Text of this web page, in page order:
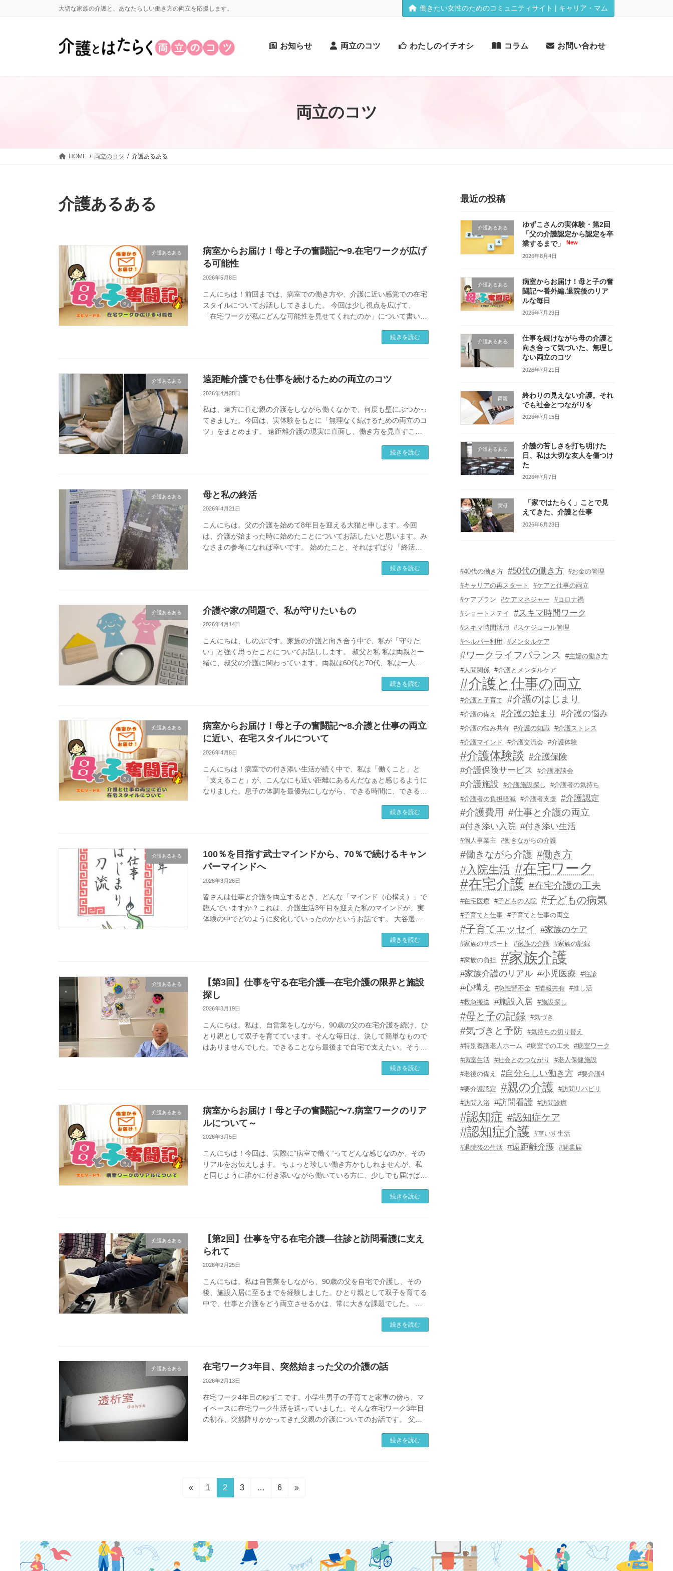
大切な家族の介護と、あなたらしい働き方の両立を応援します。 働きたい女性のためのコミュニティサイト | キャリア・マム
お知らせ 両立のコツ わたしのイチオシ コラム お問い合わせ
両立のコツ
HOME 両立のコツ 介護あるある
介護あるある
介護あるある
病室からお届け！母と子の奮闘記〜9.在宅ワークが広げ
る可能性
2026年5月8日
こんにちは！前回までは、病室での働き方や、介護に近い感覚での在宅
スタイルについてお話ししてきました。 今回は少し視点を広げて、
「在宅ワークが私にどんな可能性を見せてくれたのか」について書いて
続きを読む
介護あるある 遠距離介護でも仕事を続けるための両立のコツ
2026年4月28日
私は、遠方に住む親の介護をしながら働くなかで、何度も壁にぶつかっ
てきました。今回は、実体験をもとに「無理なく続けるための両立のコ
ツ」をまとめます。 遠距離介護の現実に直面し、働き方を見直すこと
続きを読む
介護あるある 母と私の終活
2026年4月21日
こんにちは。父の介護を始めて8年目を迎える大猫と申します。今回
は、介護が始まった時に始めたことについてお話したいと思います。み
なさまの参考になれば幸いです。 始めたこと、それはずばり「終活」
続きを読む
介護あるある 介護や家の問題で、私が守りたいもの
2026年4月14日
こんにちは、しのぶです。家族の介護と向き合う中で、私が「守りた
い」と強く思ったことについてお話しします。 叔父と私 私は両親と一
緒に、叔父の介護に関わっています。両親は60代と70代、私は一人っ
続きを読む
介護あるある
病室からお届け！母と子の奮闘記〜8.介護と仕事の両立
に近い、在宅スタイルについて
2026年4月8日
こんにちは！病室での付き添い生活が続く中で、私は「働くこと」と
「支えること」が、こんなにも近い距離にあるんだなぁと感じるように
なりました。息子の体調を最優先にしながら、できる時間に、できる分
続きを読む
介護あるある
100％を目指す武士マインドから、70％で続けるキャン
パーマインドへ
2026年3月26日
皆さんは仕事と介護を両立するとき、どんな「マインド（心構え）」で
臨んでいますか？これは、介護生活3年目を迎えた私のマインドが、実
体験の中でどのように変化していったのかというお話です。 大谷選手
続きを読む
介護あるある
【第3回】仕事を守る在宅介護―在宅介護の限界と施設
探し
2026年3月19日
こんにちは。私は、自営業をしながら、90歳の父の在宅介護を続け、ひ
とり親として双子を育てています。そんな毎日は、決して簡単なもので
はありませんでした。できることなら最後まで自宅で支えたい。そう思
続きを読む
介護あるある
病室からお届け！母と子の奮闘記〜7.病室ワークのリア
ルについて～
2026年3月5日
こんにちは！今回は、実際に“病室で働く”ってどんな感じなのか、その
リアルをお伝えします。 ちょっと珍しい働き方かもしれませんが、私
と同じように誰かに付き添いながら働いている方に、少しでも届けばう
続きを読む
介護あるある
【第2回】仕事を守る在宅介護―往診と訪問看護に支え
られて
2026年2月25日
こんにちは。私は自営業をしながら、90歳の父を自宅で介護し、その
後、施設入居に至るまでを経験しました。ひとり親として双子を育てる
中で、仕事と介護をどう両立させるかは、常に大きな課題でした。 今
続きを読む
介護あるある 在宅ワーク3年目、突然始まった父の介護の話
2026年2月13日
在宅ワーク4年目のゆずこです。小学生男子の子育てと家事の傍ら、マ
イペースに在宅ワーク生活を送っていました。そんな在宅ワーク3年目
の初春、突然降りかかってきた父親の介護についてのお話です。 父・
続きを読む
ペ
ー
«
固
1
固
定
2
固
3 …
固
6 »
最近の投稿
介護あるある
ゆずこさんの実体験・第2回
「父の介護認定から認定を卒
業するまで」
2026年8月4日
介護あるある
病室からお届け！母と子の奮
闘記〜番外編.退院後のリア
ルな毎日
2026年7月29日
介護あるある
仕事を続けながら母の介護と
向き合って気づいた、無理し
ない両立のコツ
2026年7月21日
両親
終わりの見えない介護。それ
でも社会とつながりを
2026年7月15日
介護あるある
介護の苦しさを打ち明けた
日、私は大切な友人を傷つけ
た
2026年7月7日
実母
「家ではたらく」ことで見
えてきた、介護と仕事
2026年6月23日
#40代の働き方 #50代の働き方
#お金の管理
#キャリアの再スタート
#ケアと仕事の両立
#ケアプラン
#ケアマネジャー
#コロナ禍
#ショートステイ
#スキマ時間ワーク
#スキマ時間活用
#スケジュール管理
#ヘルパー利用
#メンタルケア
#ワークライフバランス
#主婦の働き方
#人間関係
#介護とメンタルケア
#介護と仕事の両立
#介護と子育て #介護のはじまり
#介護の備え #介護の始まり #介護の悩み
#介護の悩み共有 #介護の知識
#介護ストレス
#介護マインド
#介護交流会 #介護体験
#介護体験談 #介護保険
#介護保険サービス
#介護座談会
#介護施設 #介護施設探し
#介護者の気持ち
#介護者の負担軽減
#介護者支援 #介護認定
#介護費用 #仕事と介護の両立
#付き添い入院 #付き添い生活
#個人事業主 #働きながらの介護
#働きながら介護 #働き方
#入院生活 #在宅ワーク
#在宅介護 #在宅介護の工夫
#在宅医療 #子どもの入院 #子どもの病気
#子育てと仕事 #子育てと仕事の両立
#子育てエッセイ #家族のケア
#家族のサポート #家族の介護 #家族の記録
#家族の負担 #家族介護
#家族介護のリアル #小児医療 #往診
#心構え #急性腎不全 #情報共有
#推し活
#救急搬送
#施設入居 #施設探し
#母と子の記録 #気づき
#気づきと予防
#気持ちの切り替え
#特別養護老人ホーム
#病室での工夫
#病室ワーク
#病室生活
#社会とのつながり
#老人保健施設
#老後の備え
#自分らしい働き方
#要介護4
#要介護認定
#親の介護
#訪問リハビリ
#訪問入浴
#訪問看護 #訪問診療
#認知症 #認知症ケア
#認知症介護
#車いす生活
#退院後の生活
#遠距離介護 #開業届